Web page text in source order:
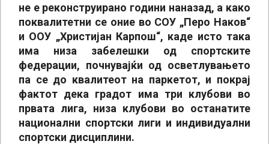
не е реконструирано години наназад, а како
поквалитетни се оние во СОУ „Перо Наков“
и ООУ „Христијан Карпош“, каде исто така
има низа забелешки од спортските
федерации, почнувајќи од осветлувањето
па се до квалитеот на паркетот, и покрај
фактот дека градот има три клубови во
првата лига, низа клубови во останатите
национални спортски лиги и индивидуални
спортски дисциплини.